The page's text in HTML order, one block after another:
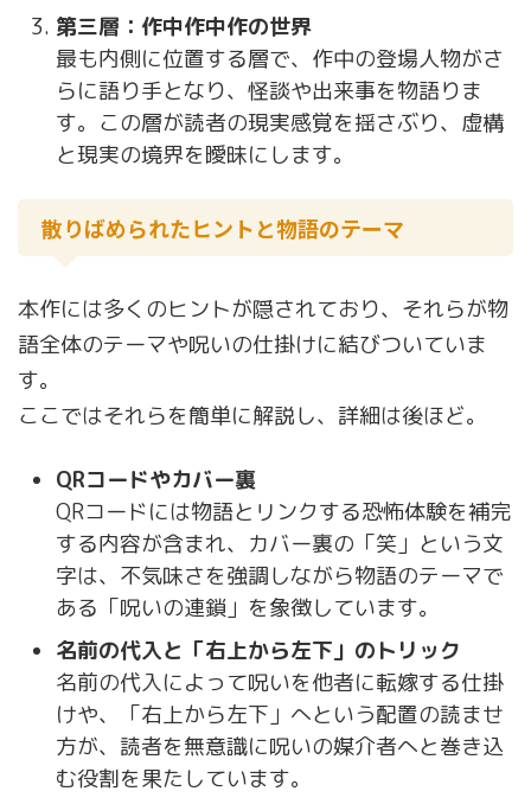
第三層：作中作中作の世界
最も内側に位置する層で、作中の登場人物がさ
らに語り手となり、怪談や出来事を物語りま
す。この層が読者の現実感覚を揺さぶり、虚構
と現実の境界を曖昧にします。
散りばめられたヒントと物語のテーマ
本作には多くのヒントが隠されており、それらが物
語全体のテーマや呪いの仕掛けに結びついていま
す。
ここではそれらを簡単に解説し、詳細は後ほど。
QRコードやカバー裏
QRコードには物語とリンクする恐怖体験を補完
する内容が含まれ、カバー裏の「笑」という文
字は、不気味さを強調しながら物語のテーマで
ある「呪いの連鎖」を象徴しています。
名前の代入と「右上から左下」のトリック
名前の代入によって呪いを他者に転嫁する仕掛
けや、「右上から左下」へという配置の読ませ
方が、読者を無意識に呪いの媒介者へと巻き込
む役割を果たしています。